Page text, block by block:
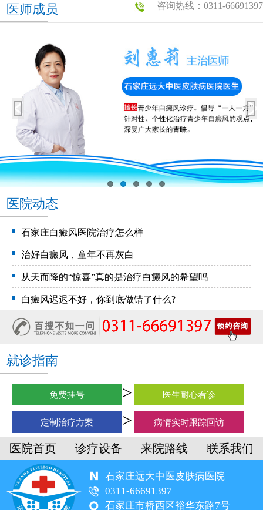
咨询热线：0311-66691397
医师成员
医院动态
石家庄白癜风医院治疗怎么样
治好白癜风，童年不再灰白
从天而降的“惊喜”真的是治疗白癜风的希望吗
白癜风迟迟不好，你到底做错了什么?
就诊指南
免费挂号 医生耐心看诊
定制治疗方案 病情实时跟踪回访
医院首页 诊疗设备 来院路线 联系我们
石家庄远大中医皮肤病医院
0311-66691397
石家庄市桥西区裕华东路7号